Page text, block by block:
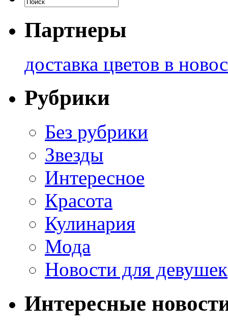
Партнеры
доставка цветов в
Рубрики
Без рубрики
Звезды
Интересное
Красота
Кулинария
Мода
Новости для девушек
Интересные